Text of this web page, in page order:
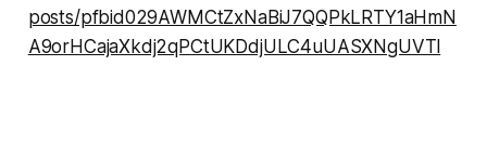
posts/pfbid029AWMCtZxNaBiJ7QQPkLRTY1aHmN
A9orHCajaXkdj2qPCtUKDdjULC4uUASXNgUVTl